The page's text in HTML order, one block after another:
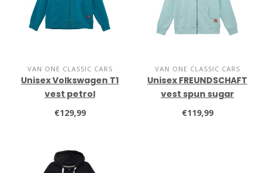
VAN ONE CLASSIC CARS
Unisex Volkswagen T1
vest petrol
€129,99
VAN ONE CLASSIC CARS
Unisex FREUNDSCHAFT
vest spun sugar
€119,99